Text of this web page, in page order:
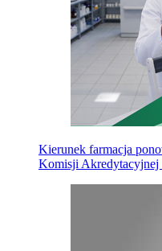
Kierunek farmacja
Komisji